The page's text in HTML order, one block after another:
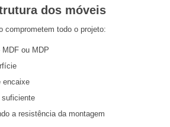
dos móveis
comprometem todo o projeto:
ou MDP
encaixe
suficiente
a resistência da montagem